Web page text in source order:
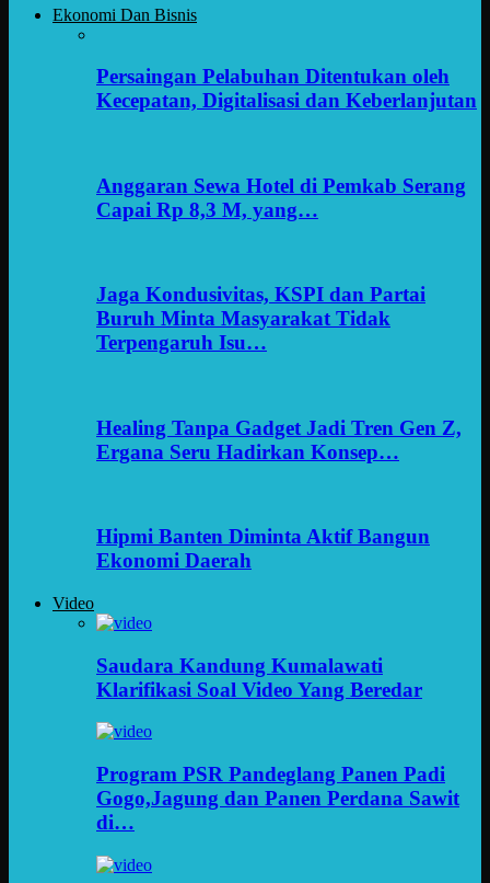
Ekonomi Dan Bisnis
Persaingan Pelabuhan Ditentukan oleh
Kecepatan, Digitalisasi dan Keberlanjutan
Anggaran Sewa Hotel di Pemkab Serang
Capai Rp 8,3 M, yang…
Jaga Kondusivitas, KSPI dan Partai
Buruh Minta Masyarakat Tidak
Terpengaruh Isu…
Healing Tanpa Gadget Jadi Tren Gen Z,
Ergana Seru Hadirkan Konsep…
Hipmi Banten Diminta Aktif Bangun
Ekonomi Daerah
Video
Saudara Kandung Kumalawati
Klarifikasi Soal Video Yang Beredar
Program PSR Pandeglang Panen Padi
Gogo,Jagung dan Panen Perdana Sawit
di…